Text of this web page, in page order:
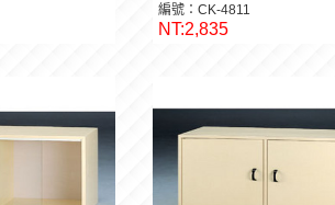
編號：CK-4811
NT:2,835